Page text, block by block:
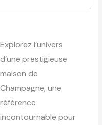
Explorez l’univers
d’une prestigieuse
maison de
Champagne, une
référence
incontournable pour